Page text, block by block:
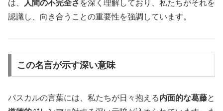
は、
人間の不完全さ を深く理解しており、私たちがそれを
認識し、向き合うことの重要性を強調しています。
この名言が示す深い意味
パスカルの言葉には、私たちが日々抱える内面的な葛藤と